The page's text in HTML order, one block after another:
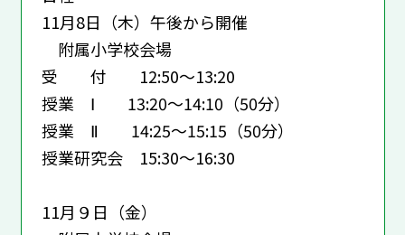
11月8日（木）午後から開催
附属小学校会場
受 付 12:50～13:20
授業 Ⅰ 13:20～14:10（50分）
授業 Ⅱ 14:25～15:15（50分）
授業研究会 15:30～16:30
11月９日（金）